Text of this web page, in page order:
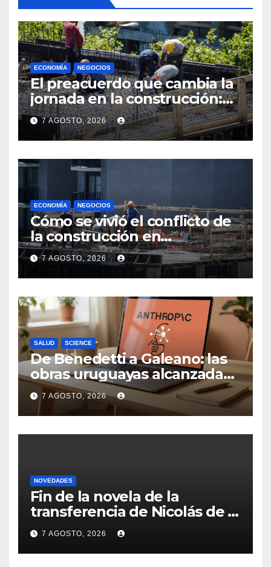
ECONOMÍA NEGOCIOS
El preacuerdo que cambia la
jornada en la construcción:
menos horas, subas reales y
convenio hasta 2031
7 AGOSTO, 2026
ECONOMÍA NEGOCIOS
Cómo se vivió el conflicto de
la construcción en
Maldonado, un
departamento donde el
sector tiene sus
particularidades
7 AGOSTO, 2026
SALUD SCIENCE
De Benedetti a Galeano: las
obras uruguayas alcanzadas
por la demanda colectiva de
US$ 1.500 millones contra
Anthropic
7 AGOSTO, 2026
NOVEDADES
Fin de la novela de la
transferencia de Nicolás de la
Cruz a Peñarol: “La operación
no se podrá concretar en
este momento”
7 AGOSTO, 2026